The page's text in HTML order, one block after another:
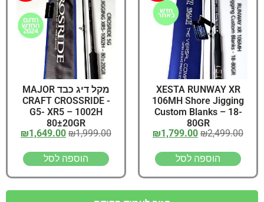
XESTA RUNWAY XR
106MH Shore Jigging
Custom Blanks – 18-
80GR
₪2,499.00
₪1,799.00
הוספה לסל
מקל דיג כבד MAJOR
CRAFT CROSSRIDE -
G5- XR5 – 1002H
80±20GR
₪1,999.00
₪1,649.00
הוספה לסל